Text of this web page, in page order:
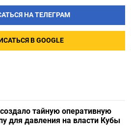
НА ТЕЛЕГРАМ
В GOOGLE
тайную оперативную
для давления на власти Кубы